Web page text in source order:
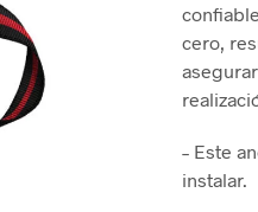
cero,
– Este
instalar.